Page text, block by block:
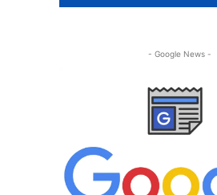
- Google News -